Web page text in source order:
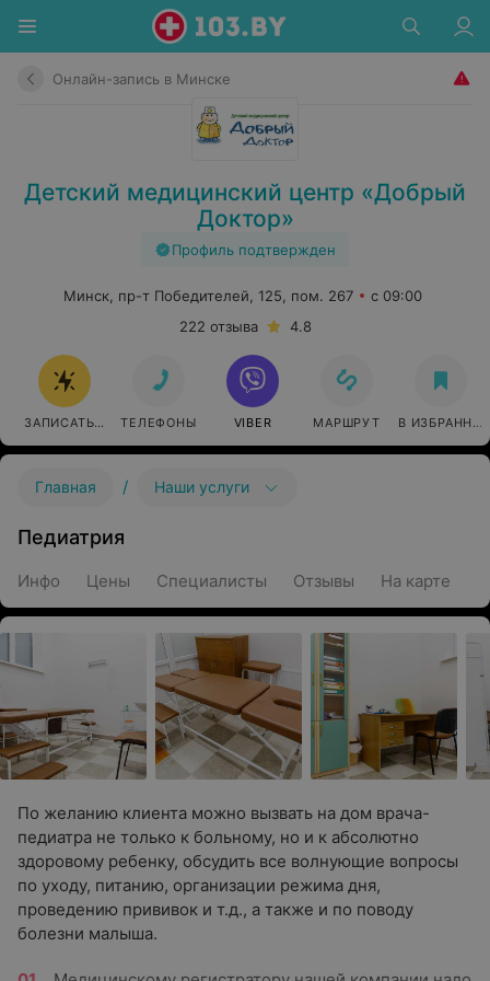
Онлайн-запись в Минске
Детский медицинский центр «Добрый
Доктор»
Профиль подтвержден
Минск, пр-т Победителей, 125, пом. 267
с 09:00
222 отзыва
4.8
ЗАПИСАТЬСЯ ОНЛАЙН
ТЕЛЕФОНЫ VIBER МАРШРУТ В ИЗБРАННОЕ
Главная / Наши услуги
Педиатрия
Инфо Цены Специалисты Отзывы На карте
По желанию клиента можно вызвать на дом врача-
педиатра не только к больному, но и к абсолютно
здоровому ребенку, обсудить все волнующие вопросы
по уходу, питанию, организации режима дня,
проведению прививок и т.д., а также и по поводу
болезни малыша.